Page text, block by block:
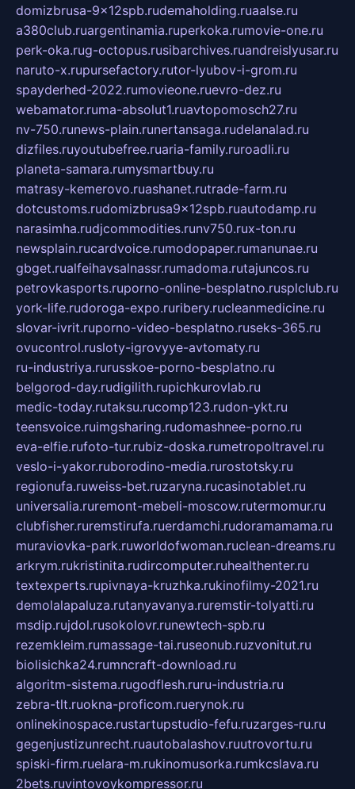
domizbrusa-9x12spb.rudemaholding.ruaalse.ru
a380club.ruargentinamia.ruperkoka.rumovie-one.ru
perk-oka.rug-octopus.rusibarchives.ruandreislyusar.ru
naruto-x.rupursefactory.rutor-lyubov-i-grom.ru
spayderhed-2022.rumovieone.ruevro-dez.ru
webamator.ruma-absolut1.ruavtopomosch27.ru
nv-750.runews-plain.runertansaga.rudelanalad.ru
dizfiles.ruyoutubefree.ruaria-family.ruroadli.ru
planeta-samara.rumysmartbuy.ru
matrasy-kemerovo.ruashanet.rutrade-farm.ru
dotcustoms.rudomizbrusa9x12spb.ruautodamp.ru
narasimha.rudjcommodities.runv750.rux-ton.ru
newsplain.rucardvoice.rumodopaper.rumanunae.ru
gbget.rualfeihavsalnassr.rumadoma.rutajuncos.ru
petrovkasports.ruporno-online-besplatno.rusplclub.ru
york-life.rudoroga-expo.ruribery.rucleanmedicine.ru
slovar-ivrit.ruporno-video-besplatno.ruseks-365.ru
ovucontrol.rusloty-igrovyye-avtomaty.ru
ru-industriya.rurusskoe-porno-besplatno.ru
belgorod-day.rudigilith.rupichkurovlab.ru
medic-today.rutaksu.rucomp123.rudon-ykt.ru
teensvoice.ruimgsharing.rudomashnee-porno.ru
eva-elfie.rufoto-tur.rubiz-doska.rumetropoltravel.ru
veslo-i-yakor.ruborodino-media.rurostotsky.ru
regionufa.ruweiss-bet.ruzaryna.rucasinotablet.ru
universalia.ruremont-mebeli-moscow.rutermomur.ru
clubfisher.ruremstirufa.ruerdamchi.rudoramamama.ru
muraviovka-park.ruworldofwoman.ruclean-dreams.ru
arkrym.rukristinita.rudircomputer.ruhealthenter.ru
textexperts.rupivnaya-kruzhka.rukinofilmy-2021.ru
demolalapaluza.rutanyavanya.ruremstir-tolyatti.ru
msdip.rujdol.rusokolovr.runewtech-spb.ru
rezemkleim.rumassage-tai.ruseonub.ruzvonitut.ru
biolisichka24.rumncraft-download.ru
algoritm-sistema.rugodflesh.ruru-industria.ru
zebra-tlt.ruokna-proficom.ruerynok.ru
onlinekinospace.rustartupstudio-fefu.ruzarges-ru.ru
gegenjustizunrecht.ruautobalashov.ruutrovortu.ru
spiski-firm.ruelara-m.rukinomusorka.rumkcslava.ru
2bets.ruvintovoykompressor.ru